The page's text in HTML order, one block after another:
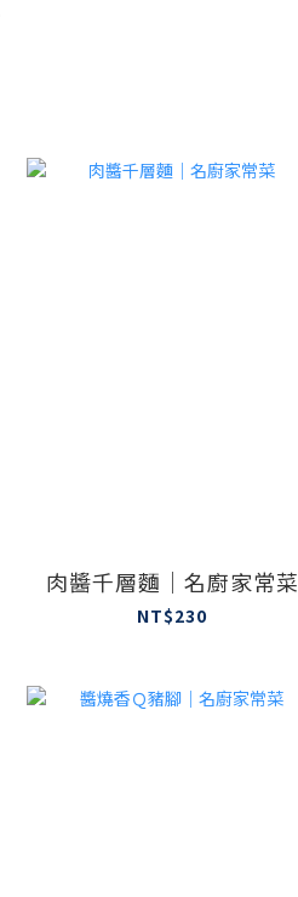
肉醬千層麵｜名廚家常菜
NT$230